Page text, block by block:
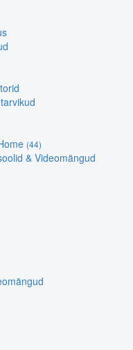
(44)
& Videomängud